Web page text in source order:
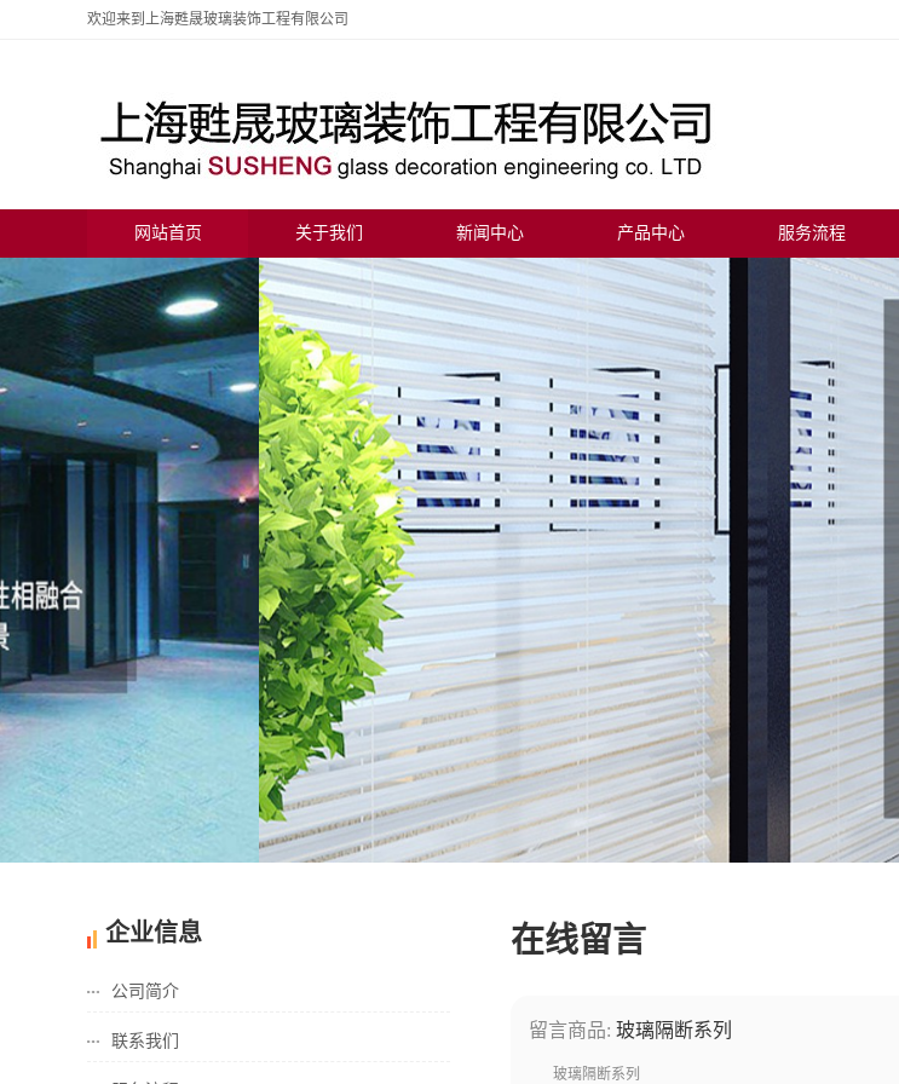
欢迎来到上海甦晟玻璃装饰工程有限公司
网站首页 关于我们 新闻中心 产品中心 服务流程
企业信息
公司简介
联系我们
在线留言
留言商品: 玻璃隔断系列
玻璃隔断系列